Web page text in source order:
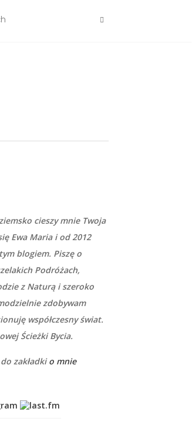
cieszy mnie Twoja
Ewa Maria i od 2012
blogiem. Piszę o
Podróżach,
z Naturą i szeroko
zdobywam
współczesny świat.
Ścieżki Bycia.
zakładkio mnie